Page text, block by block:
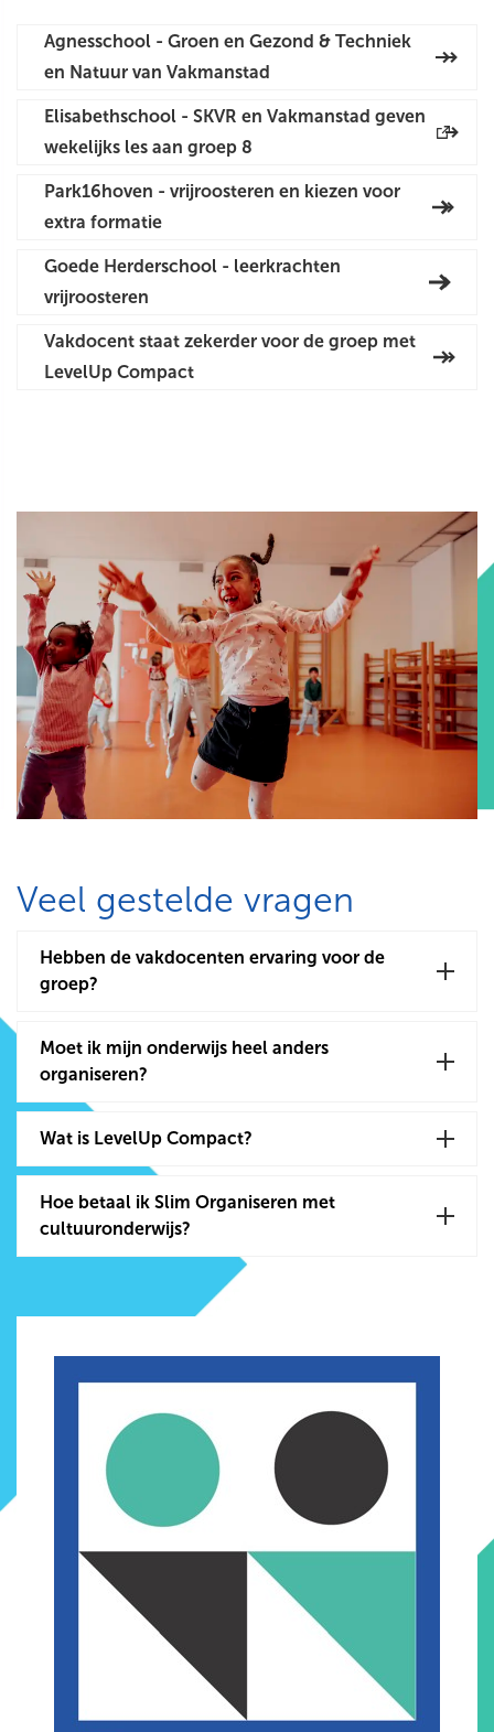
Agnesschool - Groen en Gezond & Techniek
en Natuur van Vakmanstad
Elisabethschool - SKVR en Vakmanstad geven
wekelijks les aan groep 8
Park16hoven - vrijroosteren en kiezen voor
extra formatie
Goede Herderschool - leerkrachten
vrijroosteren
Vakdocent staat zekerder voor de groep met
LevelUp Compact
Veel gestelde vragen
Hebben de vakdocenten ervaring voor de
groep?
Moet ik mijn onderwijs heel anders
organiseren?
Wat is LevelUp Compact?
Hoe betaal ik Slim Organiseren met
cultuuronderwijs?